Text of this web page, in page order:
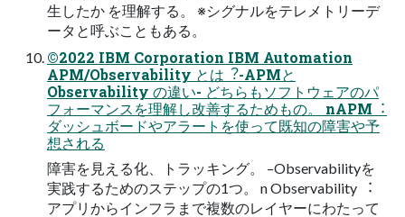
⽣したか を理解する。 ※シグナルをテレメトリーデ
ータと呼ぶこともある。
©2022 IBM Corporation IBM Automation
APM/Observability とは︖-APMと
Observability の違い- どちらもソフトウェアのパ
フォーマンスを理解し改善するためもの。 nAPM︓
ダッシュボードやアラートを使って既知の障害や予
想される
障害を⾒える化、トラッキング。 –Observabilityを
実践するためのステップの1つ。 n Observability ︓
アプリからインフラまで複数のレイヤーにわたって